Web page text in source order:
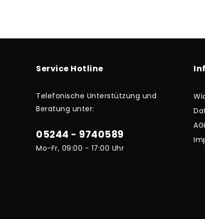
Service Hotline
Telefonische Unterstützung und
Beratung unter:
05244 - 9740589
Mo-Fr, 09:00 - 17:00 Uhr